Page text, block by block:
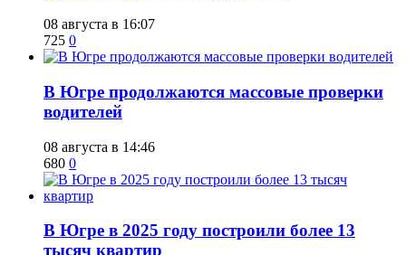
08 августа в 16:07
725 0
​В Югре продолжаются массовые проверки
водителей
08 августа в 14:46
680 0
​В Югре в 2025 году построили более 13
тысяч квартир